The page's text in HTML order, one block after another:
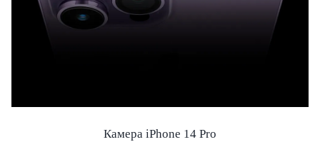
Камера iPhone 14 Pro